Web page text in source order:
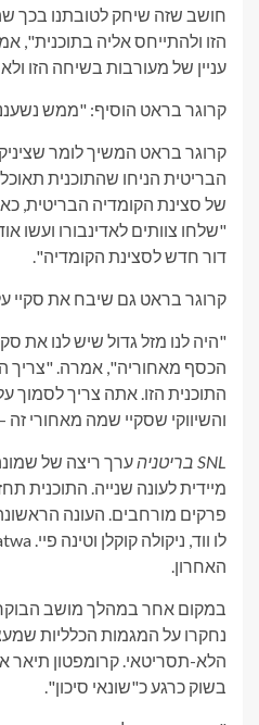
חושב שזה שיחק לטובתנו בכך
הזו ולהתייחס אליה בתוכנית",
עניין של מעורבות בשיחה הזו
קרוגר בראט הוסיף: "ממש
קרוגר בראט המשיך לומר
הבריטית הניחו שהתוכנית
של סצינת הקומדיה הבריטית,
"שלחו צוותים לאדינבורו ועשו
דור חדש לסצינת הקומדיה".
קרוגר בראט גם שיבח את סקיי
"היה לנו מזל גדול שיש לנו את
הכסף מאחוריה", אמרה. "צריך
התוכנית הזו. אתה צריך לסמוך
והשיווקי שסקיי שמה מאחורי זה
SNL בריטניה
ערך ריצה של
פרקים מורחבים. העונה
האחרון.
במקום אחר במהלך מושב
נחקרו על המגמות הכלליות
הלא-תסריטאי. קרומפטון תיאר
בשוק כרגע כ"שונאי סיכון".